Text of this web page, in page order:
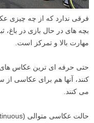
فرقی ندارد که از چه چیزی
بچه های در حال بازی در
مهارت بالا و تمرکز است.
حتی حرفه ای ترین عکاس
کنند، آنها هم برای عکاسی
می کنند.